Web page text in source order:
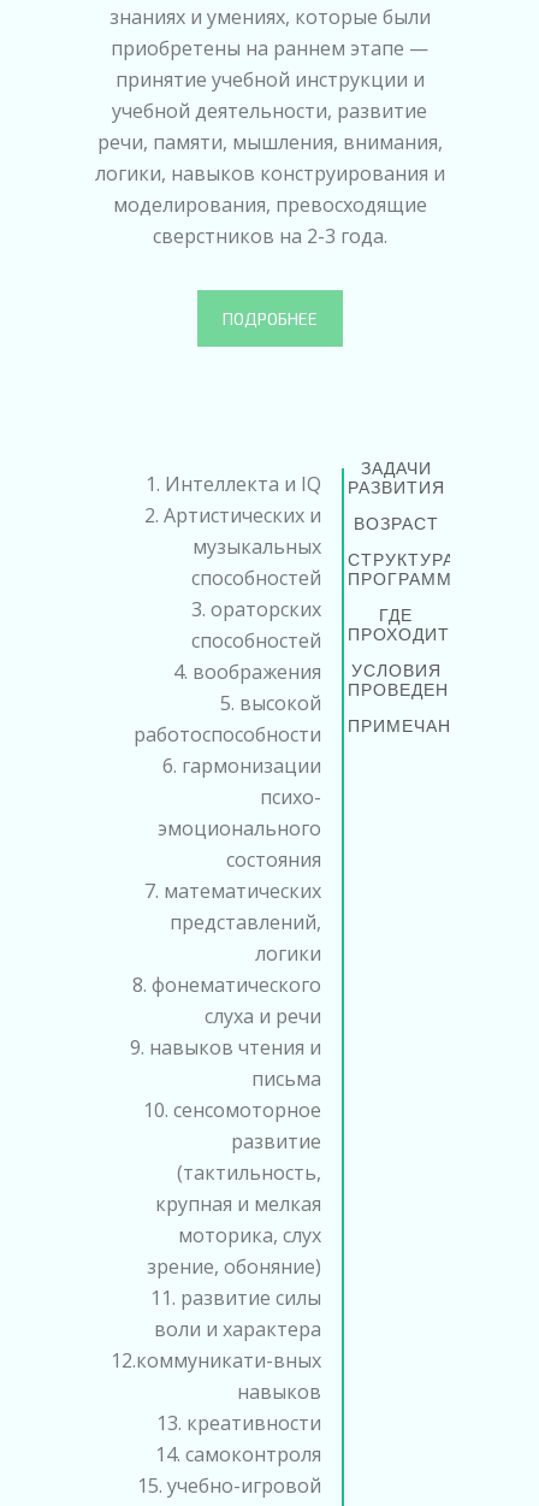
знаниях и умениях, которые были
приобретены на раннем этапе —
принятие учебной инструкции и
учебной деятельности, развитие
речи, памяти, мышления, внимания,
логики, навыков конструирования и
моделирования, превосходящие
сверстников на 2-3 года.
ПОДРОБНЕЕ
ЗАДАЧИ
РАЗВИТИЯ
ВОЗРАСТ
СТРУКТУРА
ПРОГРАММЫ
ГДЕ
ПРОХОДИТ
УСЛОВИЯ
ПРОВЕДЕНИЯ
ПРИМЕЧАНИЕ
1. Интеллекта и IQ
2. Артистических и
музыкальных
способностей
3. ораторских
способностей
4. воображения
5. высокой
работоспособности
6. гармонизации
психо-
эмоционального
состояния
7. математических
представлений,
логики
8. фонематического
слуха и речи
9. навыков чтения и
письма
10. сенсомоторное
развитие
(тактильность,
крупная и мелкая
моторика, слух
зрение, обоняние)
11. развитие силы
воли и характера
12.коммуникати-вных
навыков
13. креативности
14. самоконтроля
15. учебно-игровой